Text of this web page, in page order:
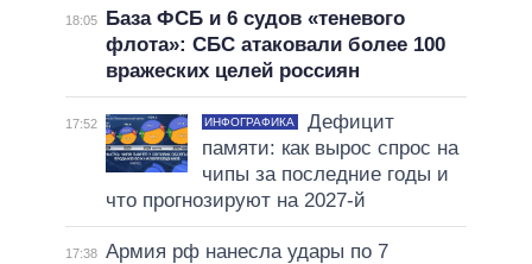
18:05
База ФСБ и 6 судов «теневого
флота»: СБС атаковали более 100
вражеских целей россиян
17:52 ИНФОГРАФИКА
Дефицит
памяти: как вырос спрос на
чипы за последние годы и
что прогнозируют на 2027-й
17:38 Армия рф нанесла удары по 7